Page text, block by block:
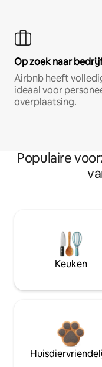
Op zoek naar
Airbnb heeft
ideaal voor
overplaatsing.
Populaire
Keuken